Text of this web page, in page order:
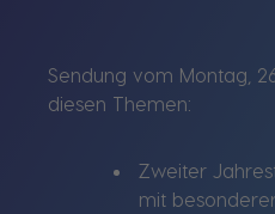
Sendung vom Montag,
diesen Themen:
Zweiter
mit